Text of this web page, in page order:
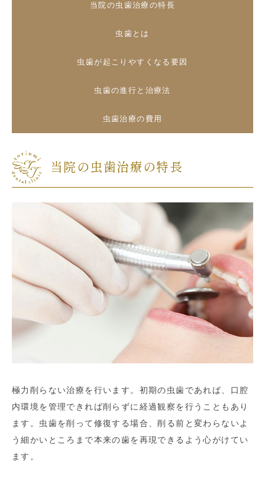
当院の虫歯治療の特長
虫歯とは
虫歯が起こりやすくなる要因
虫歯の進行と治療法
虫歯治療の費用
当院の虫歯治療の特長
極力削らない治療を行います。初期の虫歯であれば、口腔
内環境を管理できれば削らずに経過観察を行うこともあり
ます。虫歯を削って修復する場合、削る前と変わらないよ
う細かいところまで本来の歯を再現できるよう心がけてい
ます。